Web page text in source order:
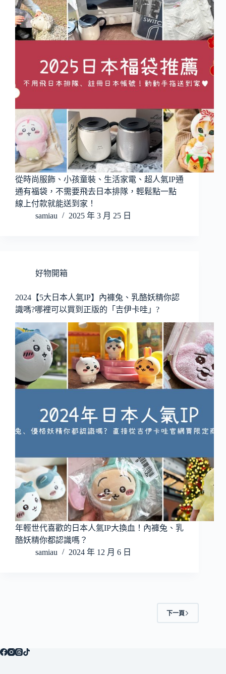
從時尚服飾、小孩童裝、生活家電、超人氣IP通
通有福袋，不需要飛去日本排隊，輕鬆點一點
線上付款就能送到家！
samiau
2025 年 3 月 25 日
好物開箱
2024【5大日本人氣IP】內褲兔、乳酪妖精你認
識嗎?哪裡可以買到正版的「吉伊卡哇」?
年輕世代喜歡的日本人氣IP大換血！內褲兔、乳
酪妖精你都認識嗎？
samiau
2024 年 12 月 6 日
下一頁